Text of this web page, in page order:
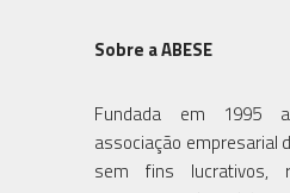
Sobre a ABESE
Fundada em 1995
associação empresarial
sem fins lucrativos,